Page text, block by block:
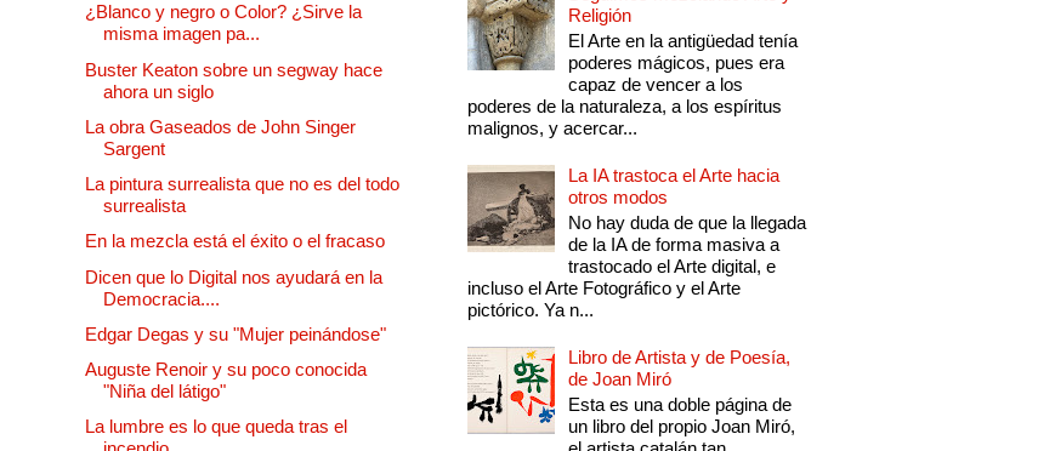
¿Blanco y negro o Color? ¿Sirve la
misma imagen pa...
Buster Keaton sobre un segway hace
ahora un siglo
La obra Gaseados de John Singer
Sargent
La pintura surrealista que no es del todo
surrealista
En la mezcla está el éxito o el fracaso
Dicen que lo Digital nos ayudará en la
Democracia....
Edgar Degas y su "Mujer peinándose"
Auguste Renoir y su poco conocida
"Niña del látigo"
La lumbre es lo que queda tras el
Religión
El Arte en la antigüedad tenía
poderes mágicos, pues era
capaz de vencer a los
poderes de la naturaleza, a los espíritus
malignos, y acercar...
La IA trastoca el Arte hacia
otros modos
No hay duda de que la llegada
de la IA de forma masiva a
trastocado el Arte digital, e
incluso el Arte Fotográfico y el Arte
pictórico. Ya n...
Libro de Artista y de Poesía,
de Joan Miró
Esta es una doble página de
un libro del propio Joan Miró,